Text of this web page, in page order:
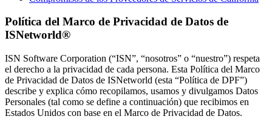
Política del Marco de Privacidad de Datos de
ISNetworld®
ISN Software Corporation (“ISN”, “nosotros” o “nuestro”) respeta
el derecho a la privacidad de cada persona. Esta Política del Marco
de Privacidad de Datos de ISNetworld (esta “Política de DPF”)
describe y explica cómo recopilamos, usamos y divulgamos Datos
Personales (tal como se define a continuación) que recibimos en
Estados Unidos con base en el Marco de Privacidad de Datos.